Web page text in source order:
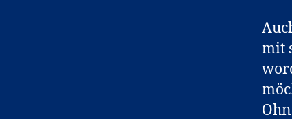
mit